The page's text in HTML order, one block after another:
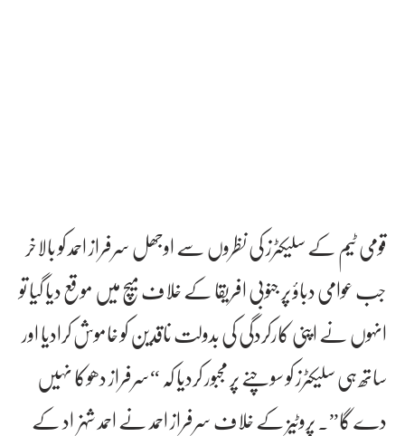
قومی ٹیم کے سلیکٹرز کی نظروں سے اوجھل سرفراز احمد کو بالاخر
جب عوامی دباؤ پر جنوبی افریقا کے خلاف میچ میں موقع دیا گیا تو
انہوں نے اپنی کارکردگی کی بدولت ناقدین کو خاموش کرادیا اور
ساتھ ہی سلیکٹرز کو سوچنے پر مجبور کردیا کہ “سرفراز دھوکا نہیں
دے گا”۔ پروٹیز کے خلاف سرفراز احمد نے احمد شہزاد کے